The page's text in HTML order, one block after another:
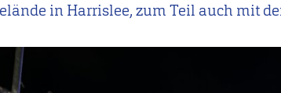
in Harrislee, zum Teil auch mit